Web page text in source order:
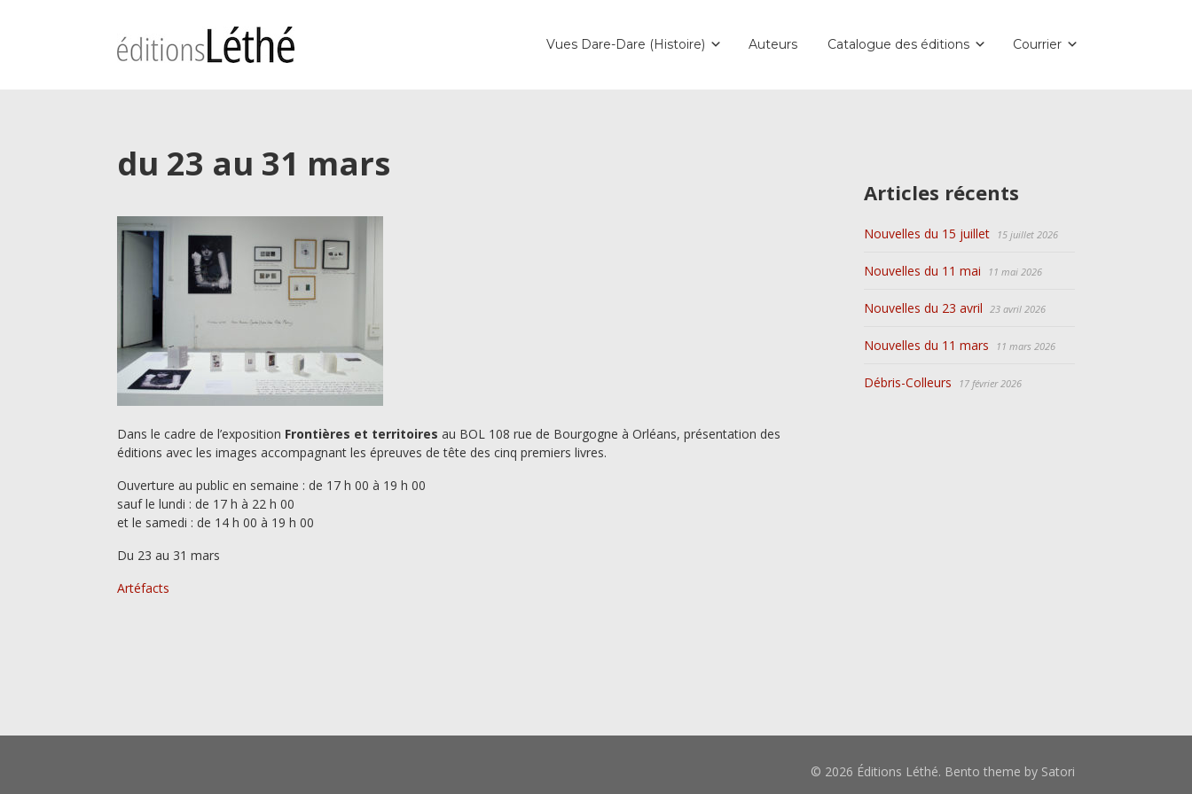
Vues Dare-Dare (Histoire) Auteurs Catalogue des éditions Courrier
du 23 au 31 mars
Dans le cadre de l’exposition Frontières et territoires au BOL 108 rue de Bourgogne à Orléans, présentation des
éditions avec les images accompagnant les épreuves de tête des cinq premiers livres.
Ouverture au public en semaine : de 17 h 00 à 19 h 00
sauf le lundi : de 17 h à 22 h 00
et le samedi : de 14 h 00 à 19 h 00
Du 23 au 31 mars
Artéfacts
Articles récents
Nouvelles du 15 juillet 15 juillet 2026
Nouvelles du 11 mai 11 mai 2026
Nouvelles du 23 avril 23 avril 2026
Nouvelles du 11 mars 11 mars 2026
Débris-Colleurs 17 février 2026
© 2026 Éditions Léthé. Bento theme by Satori